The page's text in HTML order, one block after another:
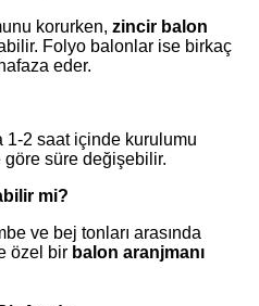
korurken, zincir balon
Folyo balonlar ise birkaç
eder.
1-2 saat içinde kurulumu
süre değişebilir.
mi?
ve bej tonları arasında
özel bir balon aranjmanı